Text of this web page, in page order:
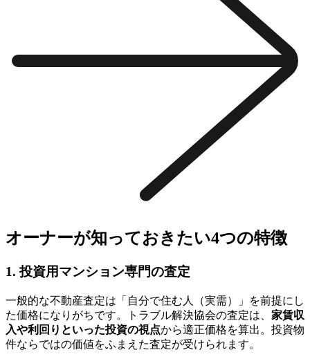
オーナーが知っておきたい4つの特徴
1. 投資用マンション専門の査定
一般的な不動産査定は「自分で住む人（実需）」を前提にし
た価格になりがちです。トラブル解決協会の査定は、 家賃収
入や利回りといった投資の視点から適正価格を算出。投資物
件ならではの価値をふまえた査定が受けられます。